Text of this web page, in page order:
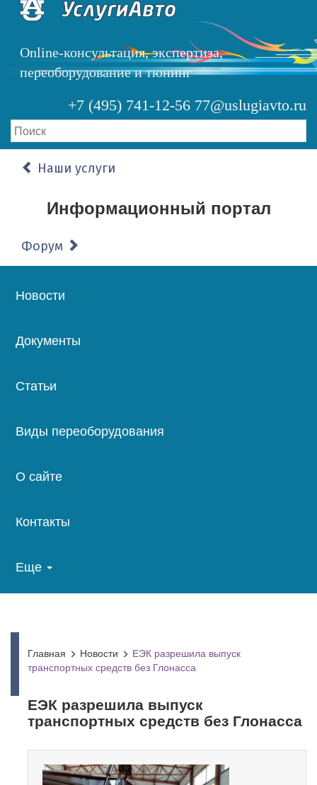
Перейти
содержанию
Online-консультация, экспертиза,
переоборудование и тюнинг
+7 (495) 741-12-56 77@uslugiavto.ru
Наши услуги
Информационный портал
Форум
Основная
Новости
Документы
Статьи
Виды переоборудования
О сайте
Контакты
Еще
Главная Новости
ЕЭК разрешила выпуск
транспортных средств без Глонасса
ЕЭК разрешила выпуск
транспортных средств без Глонасса